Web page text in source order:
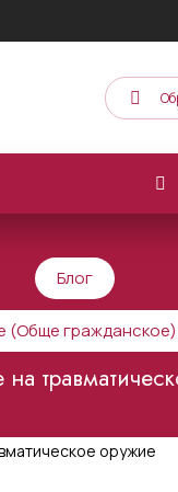
Блог
(Обще